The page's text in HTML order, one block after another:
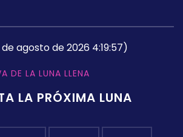
agosto de 2026 4:19:57)
DE LA LUNA LLENA
LA PRÓXIMA LUNA